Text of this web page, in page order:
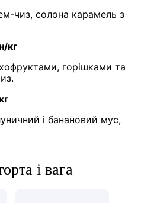
чиз, солона карамель з
кг
горішками та
і банановий мус,
і вага